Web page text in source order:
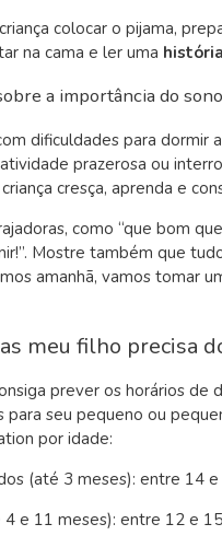
colocar o pijama,
na cama e ler uma
a importância do sono
dificuldades para
prazerosa ou
cresça, aprenda e
como “que bom
Mostre também que
amanhã, vamos tomar
meu filho precisa
prever os horários
para seu pequeno ou
por idade:
(até 3 meses): entre 14
e 11 meses): entre 12 e